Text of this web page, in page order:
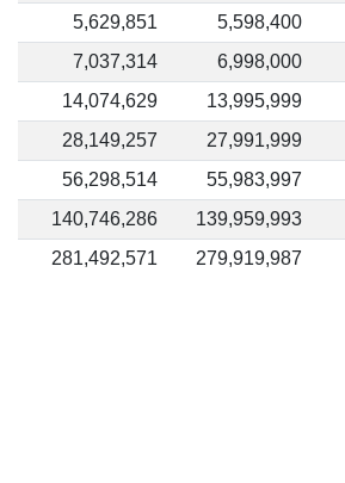
5,598,400
5,629,851
6,998,000
7,037,314
13,995,999
14,074,629
27,991,999
28,149,257
55,983,997
56,298,514
139,959,993
140,746,286
279,919,987
281,492,571